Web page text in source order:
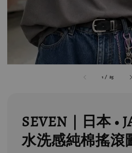
1 / 25
SEVEN｜日本 •
水洗感純棉搖滾